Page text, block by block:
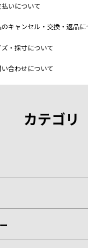
払いについて
のキャンセル・交換・返品に
ズ・採寸について
い合わせについて
カテゴリ